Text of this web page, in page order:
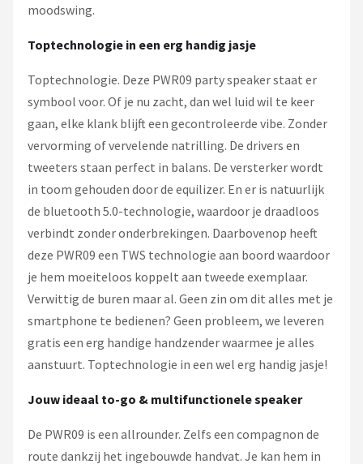
moodswing.
Toptechnologie in een erg handig jasje
Toptechnologie. Deze PWR09 party speaker staat er
symbool voor. Of je nu zacht, dan wel luid wil te keer
gaan, elke klank blijft een gecontroleerde vibe. Zonder
vervorming of vervelende natrilling. De drivers en
tweeters staan perfect in balans. De versterker wordt
in toom gehouden door de equilizer. En er is natuurlijk
de bluetooth 5.0-technologie, waardoor je draadloos
verbindt zonder onderbrekingen. Daarbovenop heeft
deze PWR09 een TWS technologie aan boord waardoor
je hem moeiteloos koppelt aan tweede exemplaar.
Verwittig de buren maar al. Geen zin om dit alles met je
smartphone te bedienen? Geen probleem, we leveren
gratis een erg handige handzender waarmee je alles
aanstuurt. Toptechnologie in een wel erg handig jasje!
Jouw ideaal to-go & multifunctionele speaker
De PWR09 is een allrounder. Zelfs een compagnon de
route dankzij het ingebouwde handvat. Je kan hem in